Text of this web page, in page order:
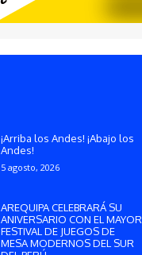
¡Arriba los Andes! ¡Abajo los
Andes!
5 agosto, 2026
AREQUIPA CELEBRARÁ SU
ANIVERSARIO CON EL MAYOR
FESTIVAL DE JUEGOS DE
MESA MODERNOS DEL SUR